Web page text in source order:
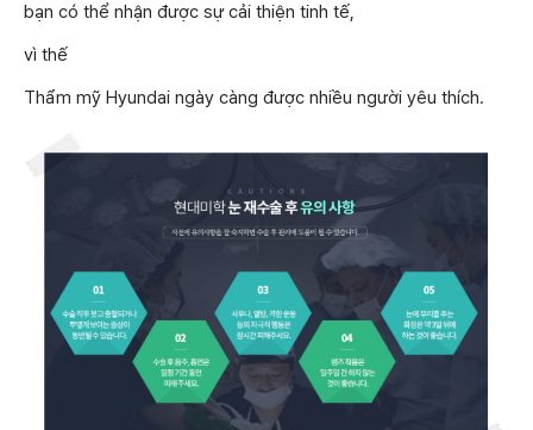
bạn có thể nhận được sự cải thiện tinh tế,
vì thế
Thẩm mỹ Hyundai ngày càng được nhiều người yêu thích.